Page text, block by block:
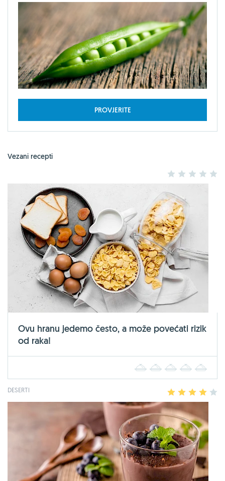
PROVJERITE
Vezani recepti
2 3 4
Ovu hranu jedemo često, a može povećati rizik
od raka!
2 3 4
DESERTI 2 3 4